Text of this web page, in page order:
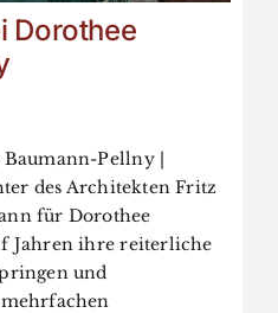
Dorothee
Pellny |
des Architekten Fritz
für Dorothee
Jahren ihre reiterliche
und